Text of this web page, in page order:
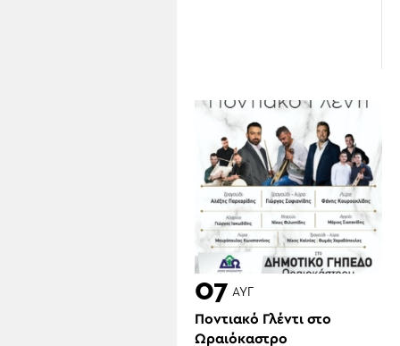
07 ΑΥΓ
Ποντιακό Γλέντι στο
Ωραιόκαστρο